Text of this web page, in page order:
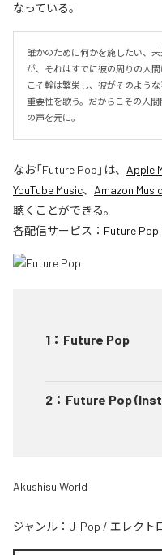
なっている。
誰かのために何かを施したい、
が、それはすでに彼の周りの人
こそ輪は繁栄し、彼がそのよう
重要性を歌う。だからこその人
の声を元に。
なお「Future Pop 」は、 Apple
YouTube Music、 Amazon
聴くことができる。
各配信サービス： Future Pop
1 ： Future Pop
2 ： Future Pop
Akushisu World
ジャンル： J-Pop / エレクト